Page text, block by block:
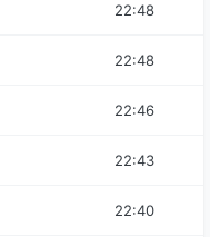
22:48
22:48
22:46
22:43
22:40